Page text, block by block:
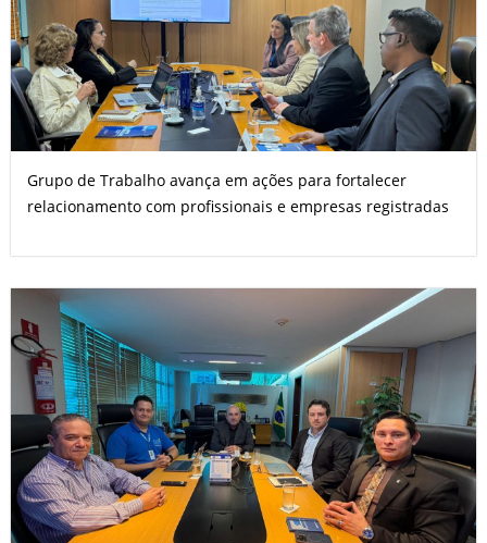
Grupo de Trabalho avança em ações para fortalecer
relacionamento com profissionais e empresas registradas